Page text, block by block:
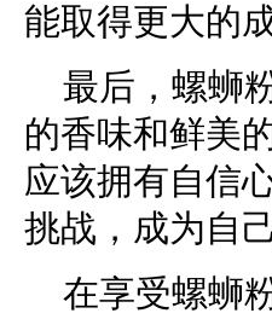
能取得更大的成
最后，螺蛳
的香味和鲜美
应该拥有自信
挑战，成为自
在享受螺蛳